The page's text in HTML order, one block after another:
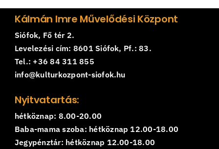
Kálmán Imre Művelődési Központ
Siófok, Fő tér 2.
Levelezési cím: 8601 Siófok, Pf.: 83.
Tel.: +36 84 311 855
info@kulturkozpont-siofok.hu
Nyitvatartás:
hétköznap: 8.00-20.00
Baba-mama szoba: hétköznap 12.00-18.00
Jegypénztár: hétköznap 12.00-18.00